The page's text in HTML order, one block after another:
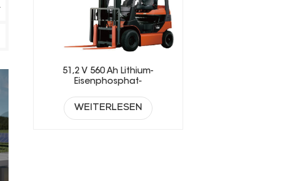
51,2 V 560 Ah Lithium-
Eisenphosphat-
WEITERLESEN